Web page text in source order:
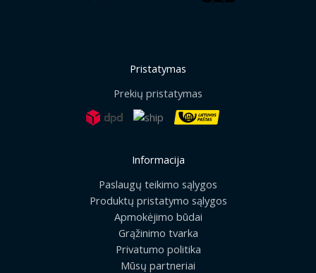
Pristatymas
Prekių pristatymas
Informacija
Paslaugų teikimo sąlygos
Produktų pristatymo sąlygos
Apmokėjimo būdai
Grąžinimo tvarka
Privatumo politika
Mūsų partneriai